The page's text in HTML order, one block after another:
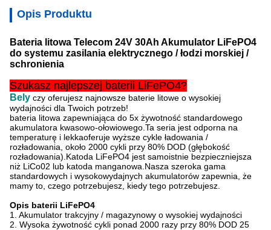
Opis Produktu
Bateria litowa Telecom 24V 30Ah Akumulator LiFePO4
do systemu zasilania elektrycznego / łodzi morskiej /
schronienia
Szukasz najlepszej baterii LiFePO4?
Bely czy oferujesz najnowsze baterie litowe o wysokiej
wydajności dla Twoich potrzeb!
bateria litowa zapewniająca do 5x żywotność standardowego
akumulatora kwasowo-ołowiowego.Ta seria jest odporna na
temperaturę i lekkaoferuje wyższe cykle ładowania /
rozładowania, około 2000 cykli przy 80% DOD (głębokość
rozładowania).Katoda LiFePO4 jest samoistnie bezpieczniejsza
niż LiCo02 lub katoda manganowa.Nasza szeroka gama
standardowych i wysokowydajnych akumulatorów zapewnia, że ​​
mamy to, czego potrzebujesz, kiedy tego potrzebujesz.
Opis baterii LiFePO4
1. Akumulator trakcyjny / magazynowy o wysokiej wydajności
2. Wysoka żywotność cykli ponad 2000 razy przy 80% DOD 25